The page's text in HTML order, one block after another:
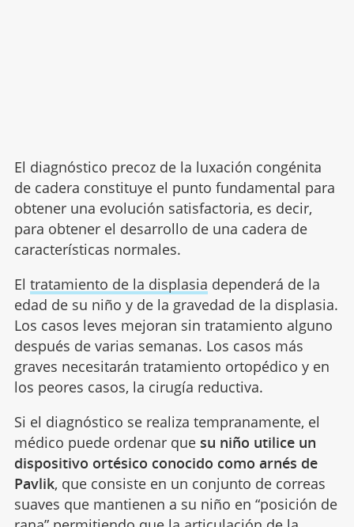
El diagnóstico precoz de la luxación congénita
de cadera constituye el punto fundamental para
obtener una evolución satisfactoria, es decir,
para obtener el desarrollo de una cadera de
características normales.
El tratamiento de la displasia dependerá de la
edad de su niño y de la gravedad de la displasia.
Los casos leves mejoran sin tratamiento alguno
después de varias semanas. Los casos más
graves necesitarán tratamiento ortopédico y en
los peores casos, la cirugía reductiva.
Si el diagnóstico se realiza tempranamente, el
médico puede ordenar que su niño utilice un
dispositivo ortésico conocido como arnés de
Pavlik, que consiste en un conjunto de correas
suaves que mantienen a su niño en “posición de